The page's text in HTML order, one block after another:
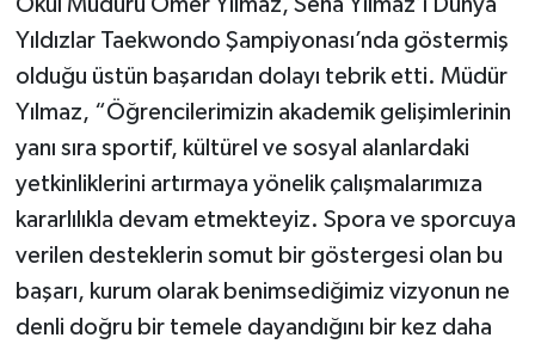
Yıldızlar Taekwondo Şampiyonası’nda göstermiş
olduğu üstün başarıdan dolayı tebrik etti. Müdür
Yılmaz, “Öğrencilerimizin akademik gelişimlerinin
yanı sıra sportif, kültürel ve sosyal alanlardaki
yetkinliklerini artırmaya yönelik çalışmalarımıza
kararlılıkla devam etmekteyiz. Spora ve sporcuya
verilen desteklerin somut bir göstergesi olan bu
başarı, kurum olarak benimsediğimiz vizyonun ne
denli doğru bir temele dayandığını bir kez daha